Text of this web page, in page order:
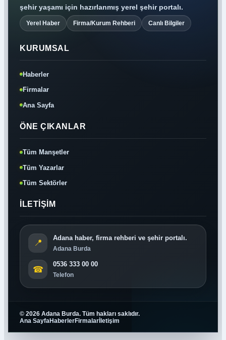
şehir yaşamı için hazırlanmış yerel şehir portalı.
Yerel Haber Firma/Kurum Rehberi Canlı Bilgiler
KURUMSAL
Haberler
Firmalar
Ana Sayfa
ÖNE ÇIKANLAR
Tüm Manşetler
Tüm Yazarlar
Tüm Sektörler
İLETIŞIM
📍
Adana haber, firma rehberi ve şehir portalı.
Adana Burda
☎
0536 333 00 00
Telefon
© 2026 Adana Burda. Tüm hakları saklıdır.
Ana SayfaHaberlerFirmalar İletişim